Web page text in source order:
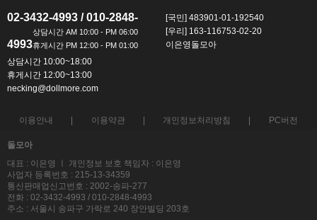
02-3432-4993 / 010-2848-
4993
상담시간 10:00~18:00
휴게시간 12:00~13:00
necking@dollmore.com
[국민] 483901-01-192540
[우리] 163-116753-02-20
이은영돌모아
이용안내 이용약관 개인정보처리방침 PC버전
돌모아
대표 : 이은영 ㅣ 개인정보 보호 책임자 : 이은영
사업자 등록번호 : 215-13-34359
통신판매업신고번호 : 2002-송파-277
전화 : 02-3432-4993 / 010-2848-4993
주소 : 서울시 송파구 가락로 240 장안빌딩 203호